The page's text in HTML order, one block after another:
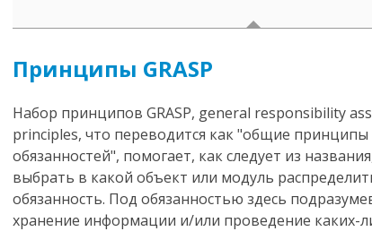
Принципы GRASP
Набор принципов GRASP, general responsibility
principles, что переводится как "общие принципы
обязанностей", помогает, как следует из
выбрать в какой объект или модуль
обязанность. Под обязанностью здесь
хранение информации и/или проведение каких-